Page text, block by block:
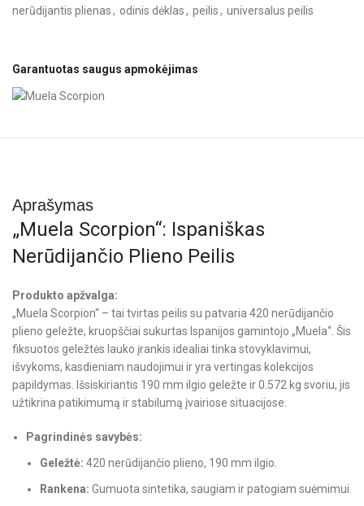
nerūdijantis plienas, odinis dėklas, peilis, universalus peilis
Garantuotas saugus apmokėjimas
Aprašymas
„Muela Scorpion“: Ispaniškas
Nerūdijančio Plieno Peilis
Produkto apžvalga:
„Muela Scorpion“ – tai tvirtas peilis su patvaria 420 nerūdijančio
plieno geležte, kruopščiai sukurtas Ispanijos gamintojo „Muela“. Šis
fiksuotos geležtės lauko įrankis idealiai tinka stovyklavimui,
išvykoms, kasdieniam naudojimui ir yra vertingas kolekcijos
papildymas. Išsiskiriantis 190 mm ilgio geležte ir 0.572 kg svoriu, jis
užtikrina patikimumą ir stabilumą įvairiose situacijose.
Pagrindinės savybės:
Geležtė: 420 nerūdijančio plieno, 190 mm ilgio.
Rankena: Gumuota sintetika, saugiam ir patogiam suėmimui.